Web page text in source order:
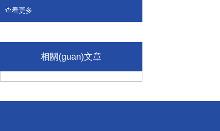
查看更多
相關(guān)文章